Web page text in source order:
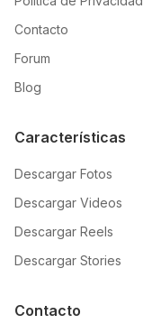
Contacto
Forum
Blog
Características
Descargar Fotos
Descargar Videos
Descargar Reels
Descargar Stories
Contacto